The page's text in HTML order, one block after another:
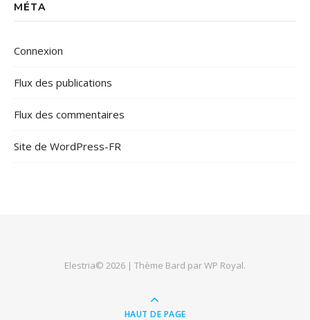
MÉTA
Connexion
Flux des publications
Flux des commentaires
Site de WordPress-FR
Elestria© 2026 | Thème Bard parWP Royal.
HAUT DE PAGE